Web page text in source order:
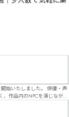
しました。 俳優・声
、作品内のNPCを演じなが
しています。 自分自
を大切にしながら、その作